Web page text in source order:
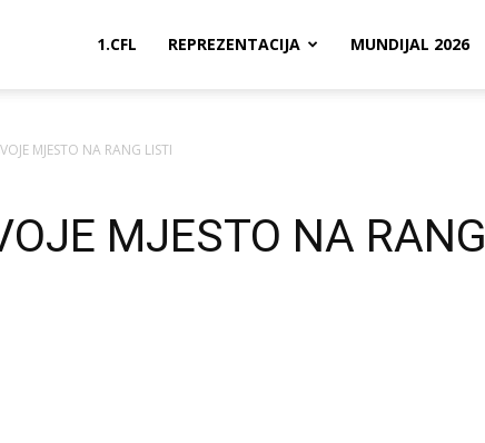
1.CFL REPREZENTACIJA MUNDIJAL 2026
MJESTO NA RANG LISTI
MJESTO NA RANG